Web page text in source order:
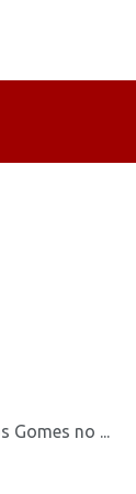
Gomes no ...